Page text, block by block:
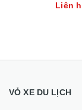
Liên
VỎ XE DU LỊCH